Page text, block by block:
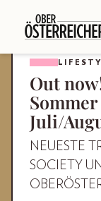
Out
Juli/
NEUESTE
SOCIETY